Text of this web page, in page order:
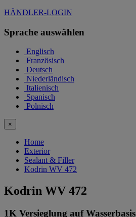
HÄNDLER-LOGIN
Sprache auswählen
Englisch
Französisch
Deutsch
Niederländisch
Italienisch
Spanisch
Polnisch
×
Home
Exterior
Sealant & Filler
Kodrin WV 472
Kodrin WV 472
1K Versieglung auf Wasserbasis